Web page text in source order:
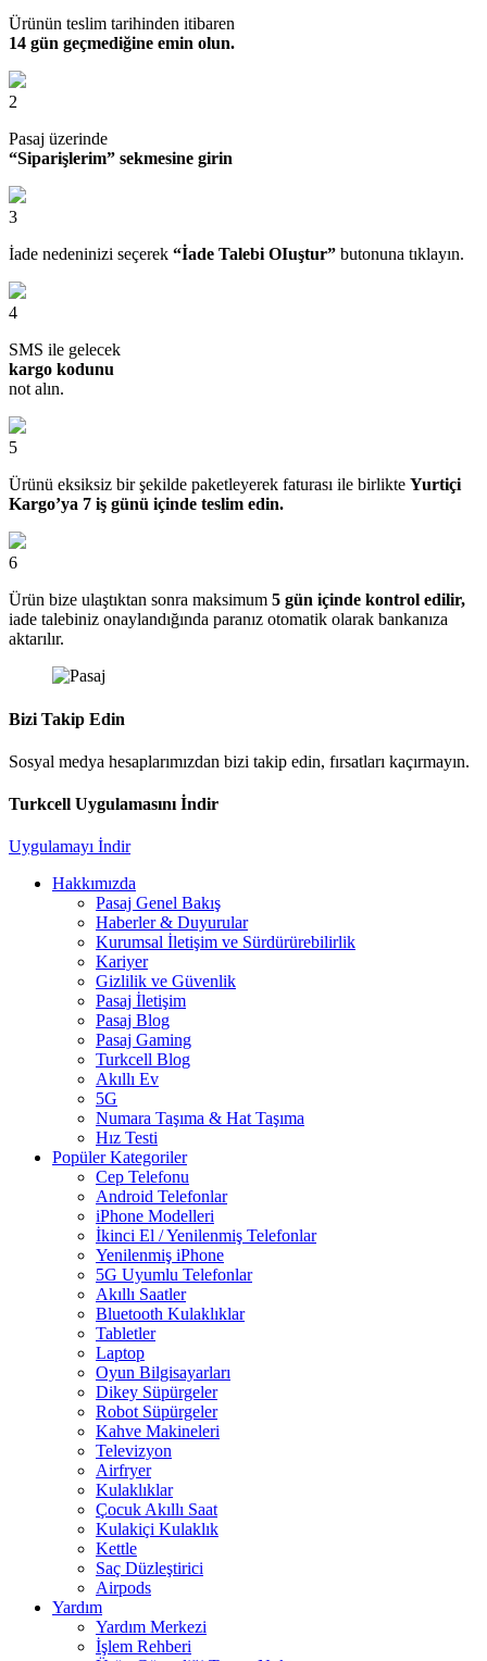
Ürünün teslim tarihinden itibaren
14 gün geçmediğine emin olun.
2
Pasaj üzerinde
“Siparişlerim” sekmesine girin
3
İade nedeninizi seçerek “İade Talebi OIuştur” butonuna tıklayın.
4
SMS ile gelecek
kargo kodunu
not alın.
5
Ürünü eksiksiz bir şekilde paketleyerek faturası ile birlikte Yurtiçi
Kargo’ya 7 iş günü içinde teslim edin.
6
Ürün bize ulaştıktan sonra maksimum 5 gün içinde kontrol edilir,
iade talebiniz onaylandığında paranız otomatik olarak bankanıza
aktarılır.
Bizi Takip Edin
Sosyal medya hesaplarımızdan bizi takip edin, fırsatları kaçırmayın.
Turkcell Uygulamasını İndir
Uygulamayı İndir
Hakkımızda
Pasaj Genel Bakış
Haberler & Duyurular
Kurumsal İletişim ve Sürdürürebilirlik
Kariyer
Gizlilik ve Güvenlik
Pasaj İletişim
Pasaj Blog
Pasaj Gaming
Turkcell Blog
Akıllı Ev
5G
Numara Taşıma & Hat Taşıma
Hız Testi
Popüler Kategoriler
Cep Telefonu
Android Telefonlar
iPhone Modelleri
İkinci El / Yenilenmiş Telefonlar
Yenilenmiş iPhone
5G Uyumlu Telefonlar
Akıllı Saatler
Bluetooth Kulaklıklar
Tabletler
Laptop
Oyun Bilgisayarları
Dikey Süpürgeler
Robot Süpürgeler
Kahve Makineleri
Televizyon
Airfryer
Kulaklıklar
Çocuk Akıllı Saat
Kulakiçi Kulaklık
Kettle
Saç Düzleştirici
Airpods
Yardım
Yardım Merkezi
İşlem Rehberi